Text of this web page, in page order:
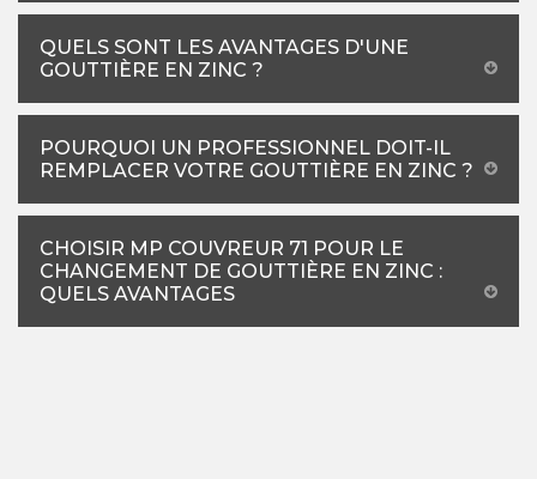
QUELS SONT LES AVANTAGES D'UNE
GOUTTIÈRE EN ZINC ?
POURQUOI UN PROFESSIONNEL DOIT-IL
REMPLACER VOTRE GOUTTIÈRE EN ZINC ?
CHOISIR MP COUVREUR 71 POUR LE
CHANGEMENT DE GOUTTIÈRE EN ZINC :
QUELS AVANTAGES